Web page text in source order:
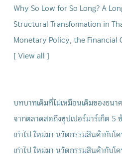
Why So Low for So Long? A
Structural Transformation in
Monetary Policy, the Financial
[View all ]
บทบาทเดิมที่ไม่เหมือนเดิมของธนา
จากตลาดสดถึงซุปเปอร์มาร์เก็ต 5
เก่าไป ใหม่มา นวัตกรรมสินค้ากับโ
เก่าไป ใหม่มา นวัตกรรมสินค้ากับโ